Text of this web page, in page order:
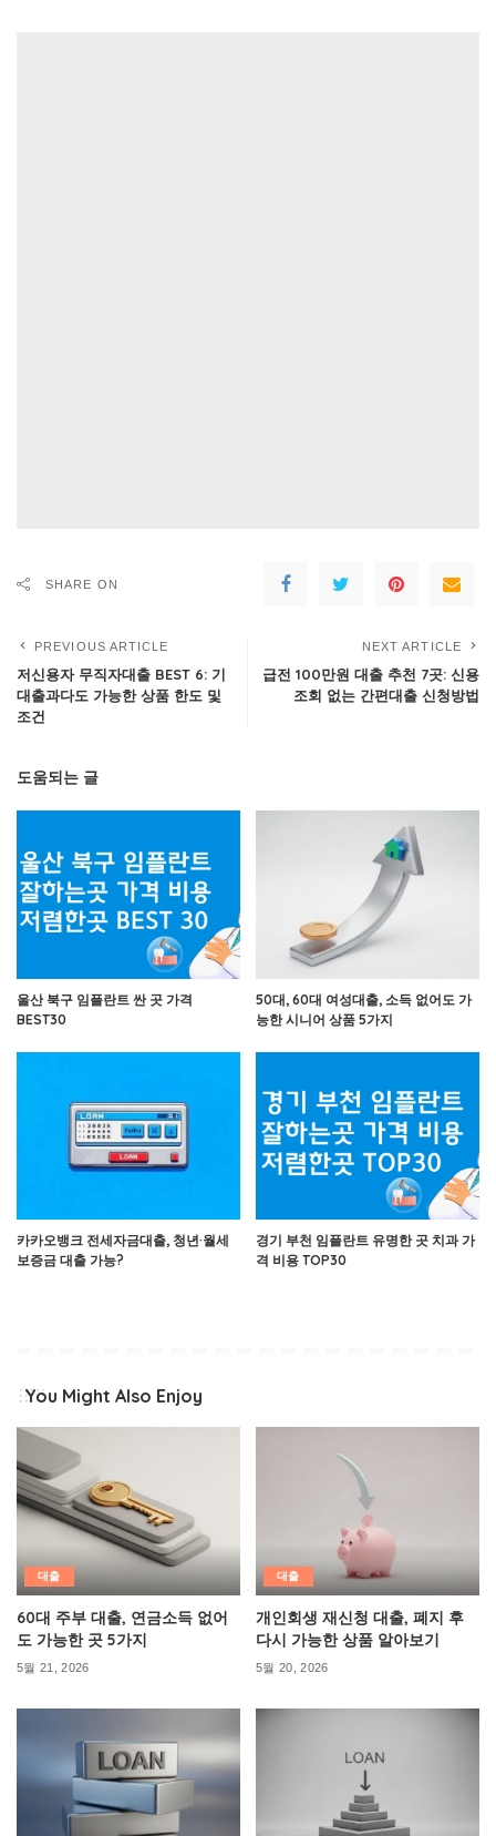
SHARE ON
PREVIOUS ARTICLE
저신용자 무직자대출 BEST 6: 기
대출과다도 가능한 상품 한도 및
조건
NEXT ARTICLE
급전 100만원 대출 추천 7곳: 신용
조회 없는 간편대출 신청방법
도움되는 글
울산 북구 임플란트 싼 곳 가격
BEST30
50대, 60대 여성대출, 소득 없어도 가
능한 시니어 상품 5가지
카카오뱅크 전세자금대출, 청년·월세
보증금 대출 가능?
경기 부천 임플란트 유명한 곳 치과 가
격 비용 TOP30
You Might Also Enjoy
대출
60대 주부 대출, 연금소득 없어
도 가능한 곳 5가지
5월 21, 2026
대출
개인회생 재신청 대출, 폐지 후
다시 가능한 상품 알아보기
5월 20, 2026